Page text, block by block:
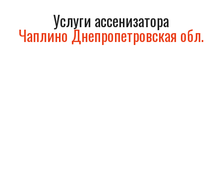
Услуги ассенизатора
Чаплино Днепропетровская обл.